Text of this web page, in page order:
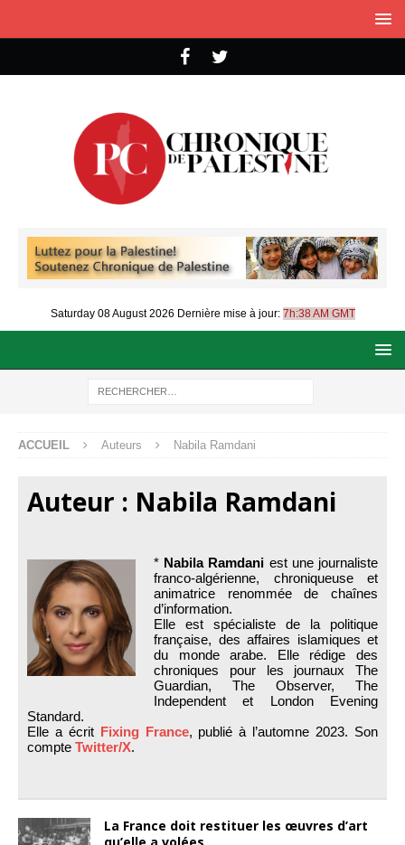
Saturday 08 August 2026 Dernière mise à jour: 7h:38 AM GMT
ACCUEIL Auteurs Nabila Ramdani
Auteur : Nabila Ramdani
* Nabila Ramdani est une journaliste
franco-algérienne, chroniqueuse et
animatrice renommée de chaînes
d’information.
Elle est spécialiste de la politique
française, des affaires islamiques et
du monde arabe. Elle rédige des
chroniques pour les journaux The
Guardian, The Observer, The
Independent et London Evening
Standard.
Elle a écrit Fixing France, publié à l’automne 2023. Son
compte Twitter/X.
La France doit restituer les œuvres d’art